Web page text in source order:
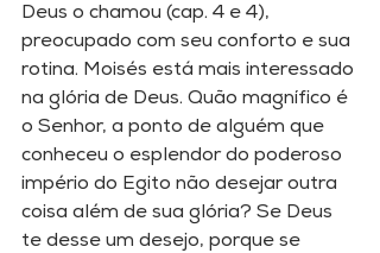
Deus o chamou (cap. 4 e 4),
preocupado com seu conforto e sua
rotina. Moisés está mais interessado
na glória de Deus. Quão magnífico é
o Senhor, a ponto de alguém que
conheceu o esplendor do poderoso
império do Egito não desejar outra
coisa além de sua glória? Se Deus
te desse um desejo, porque se